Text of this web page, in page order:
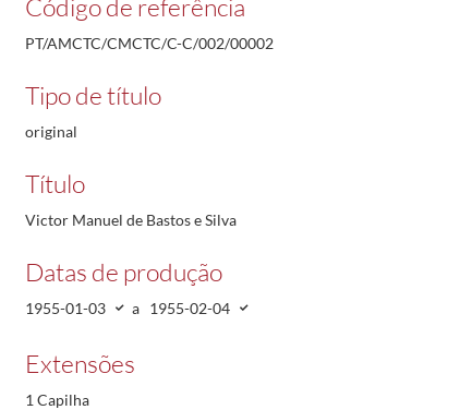
04
Código de referência
PT/AMCTC/CMCTC/C-C/002/00002
Tipo de título
original
Título
Victor Manuel de Bastos e Silva
Datas de produção
1955-01-03 a 1955-02-04
Extensões
1 Capilha